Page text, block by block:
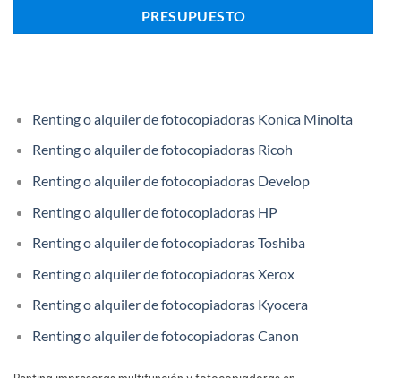
PRESUPUESTO
Renting o alquiler de fotocopiadoras Konica Minolta
Renting o alquiler de fotocopiadoras Ricoh
Renting o alquiler de fotocopiadoras Develop
Renting o alquiler de fotocopiadoras HP
Renting o alquiler de fotocopiadoras Toshiba
Renting o alquiler de fotocopiadoras Xerox
Renting o alquiler de fotocopiadoras Kyocera
Renting o alquiler de fotocopiadoras Canon